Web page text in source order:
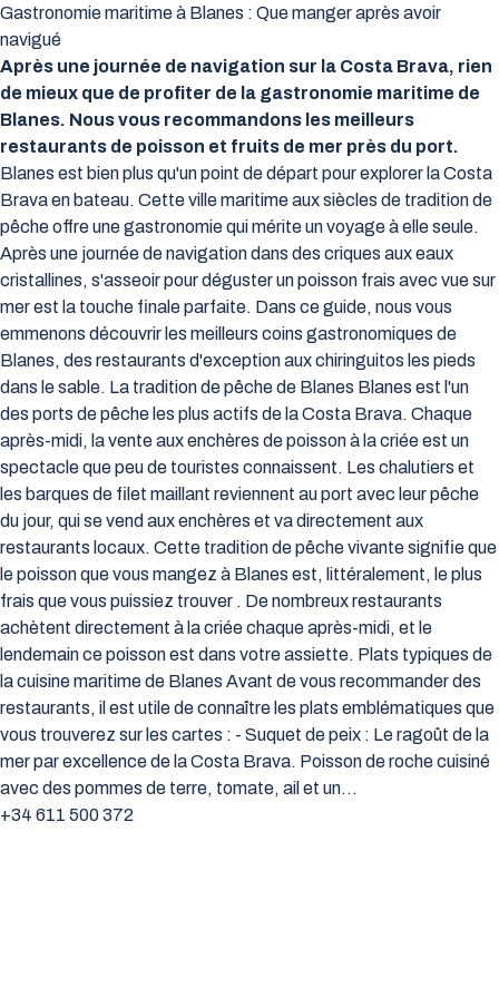
Gastronomie maritime à Blanes : Que manger après avoir
navigué
Après une journée de navigation sur la Costa Brava, rien
de mieux que de profiter de la gastronomie maritime de
Blanes. Nous vous recommandons les meilleurs
restaurants de poisson et fruits de mer près du port.
Blanes est bien plus qu'un point de départ pour explorer la Costa
Brava en bateau. Cette ville maritime aux siècles de tradition de
pêche offre une gastronomie qui mérite un voyage à elle seule.
Après une journée de navigation dans des criques aux eaux
cristallines, s'asseoir pour déguster un poisson frais avec vue sur
mer est la touche finale parfaite. Dans ce guide, nous vous
emmenons découvrir les meilleurs coins gastronomiques de
Blanes, des restaurants d'exception aux chiringuitos les pieds
dans le sable. La tradition de pêche de Blanes Blanes est l'un
des ports de pêche les plus actifs de la Costa Brava. Chaque
après-midi, la vente aux enchères de poisson à la criée est un
spectacle que peu de touristes connaissent. Les chalutiers et
les barques de filet maillant reviennent au port avec leur pêche
du jour, qui se vend aux enchères et va directement aux
restaurants locaux. Cette tradition de pêche vivante signifie que
le poisson que vous mangez à Blanes est, littéralement, le plus
frais que vous puissiez trouver . De nombreux restaurants
achètent directement à la criée chaque après-midi, et le
lendemain ce poisson est dans votre assiette. Plats typiques de
la cuisine maritime de Blanes Avant de vous recommander des
restaurants, il est utile de connaître les plats emblématiques que
vous trouverez sur les cartes : - Suquet de peix : Le ragoût de la
mer par excellence de la Costa Brava. Poisson de roche cuisiné
avec des pommes de terre, tomate, ail et un…
+34 611 500 372